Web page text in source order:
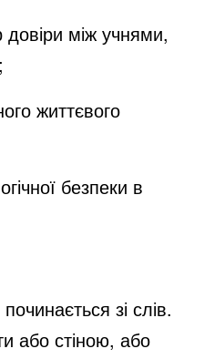
між учнями,
життєвого
безпеки в
зі слів.
або стіною, або